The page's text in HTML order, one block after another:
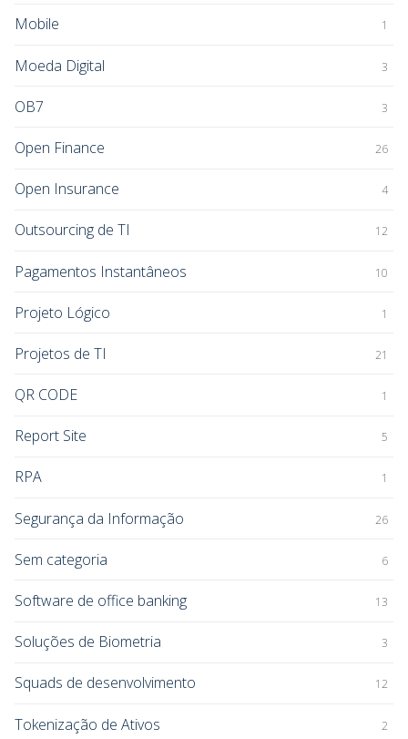
Mobile 1
Moeda Digital 3
OB7 3
Open Finance 26
Open Insurance 4
Outsourcing de TI 12
Pagamentos Instantâneos 10
Projeto Lógico 1
Projetos de TI 21
QR CODE 1
Report Site 5
RPA 1
Segurança da Informação 26
Sem categoria 6
Software de office banking 13
Soluções de Biometria 3
Squads de desenvolvimento 12
Tokenização de Ativos 2